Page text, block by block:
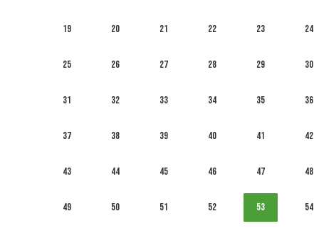
19 20 21 22 23 24
25 26 27 28 29 30
31 32 33 34 35 36
37 38 39 40 41 42
43 44 45 46 47 48
49 50 51 52 53 54